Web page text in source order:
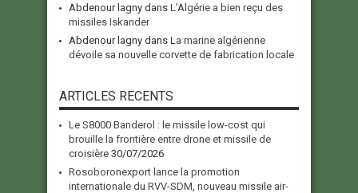
Abdenour lagny dans L’Algérie a bien reçu des
missiles Iskander
Abdenour lagny dans La marine algérienne
dévoile sa nouvelle corvette de fabrication locale
ARTICLES RECENTS
Le S8000 Banderol : le missile low-cost qui
brouille la frontière entre drone et missile de
croisière 30/07/2026
Rosoboronexport lance la promotion
internationale du RVV-SDM, nouveau missile air-